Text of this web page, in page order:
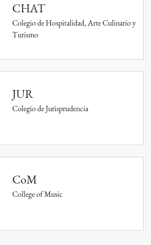
CHAT
Colegio de Hospitalidad, Arte Culinario y
Turismo
JUR
Colegio de Jurisprudencia
CoM
College of Music